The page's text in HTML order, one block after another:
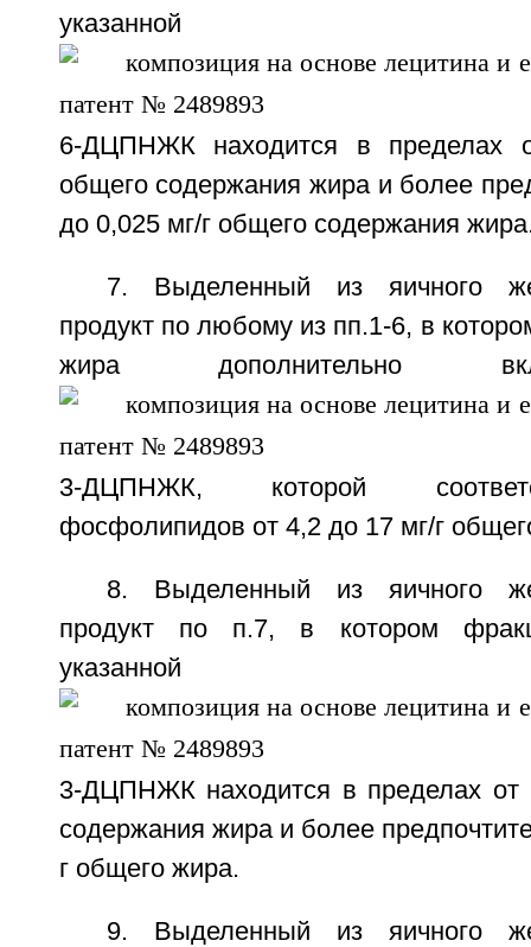
6-ДЦПНЖК находится в пределах
общего содержания жира и более
до 0,025 мг/г общего содержания
7. Выделенный из яичного
продукт по любому из пп.1-6, в
жира дополнительно
3-ДЦПНЖК, которой
фосфолипидов от 4,2 до 17 мг/г
8. Выделенный из яичного
продукт по п.7, в котором
3-ДЦПНЖК находится в пределах от
содержания жира и более
г общего жира.
9. Выделенный из яичного